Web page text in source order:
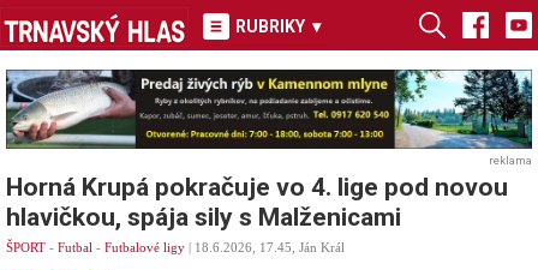
RUBRIKY ▾
reklama
Horná Krupá pokračuje vo 4. lige pod novou
hlavičkou, spája sily s Malženicami
ŠPORT - Futbal - Futbalové ligy | 18.6.2026, 17.45, Ján Král